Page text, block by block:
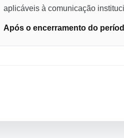
aplicáveis à comunicação
Após o encerramento do